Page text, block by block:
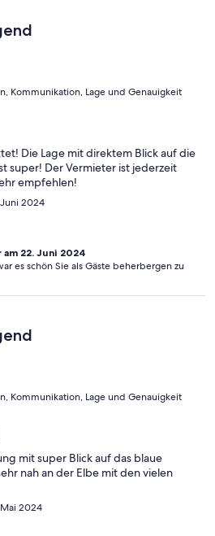
Kommunikation, Lage und Genauigkeit
Die Lage mit direktem Blick auf die
super! Der Vermieter ist jederzeit
empfehlen!
2024
22. Juni 2024
es schön Sie als Gäste beherbergen zu
Kommunikation, Lage und Genauigkeit
mit super Blick auf das blaue
nah an der Elbe mit den vielen
2024